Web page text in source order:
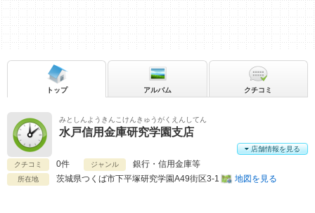
みとしんようきんこけんきゅうがくえんしてん
水戸信用金庫研究学園支店
クチコミ 0件 ジャンル 銀行・信用金庫等
所在地 茨城県つくば市下平塚研究学園A49街区3-1 地図を見る
店舗情報を見る
トップ アルバム クチコミ